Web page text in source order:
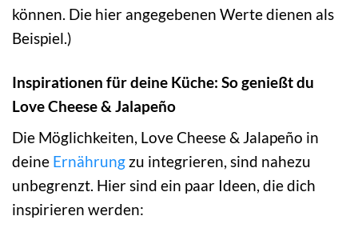
können. Die hier angegebenen Werte dienen als
Beispiel.)
Inspirationen für deine Küche: So genießt du
Love Cheese & Jalapeño
Die Möglichkeiten, Love Cheese & Jalapeño in
deine Ernährung zu integrieren, sind nahezu
unbegrenzt. Hier sind ein paar Ideen, die dich
inspirieren werden: